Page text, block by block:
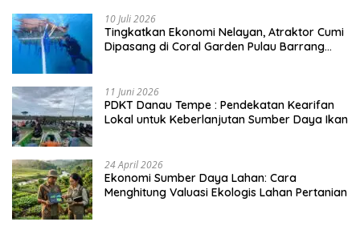
10 Juli 2026
Tingkatkan Ekonomi Nelayan, Atraktor Cumi
Dipasang di Coral Garden Pulau Barrang
11 Juni 2026
PDKT Danau Tempe : Pendekatan Kearifan
Lokal untuk Keberlanjutan Sumber Daya Ikan
24 April 2026
Ekonomi Sumber Daya Lahan: Cara
Menghitung Valuasi Ekologis Lahan Pertanian